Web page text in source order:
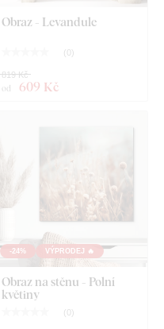
Obraz - Levandule
( 0)
od 609 Kč
819 Kč
-24% VÝPRODEJ 🔥
Obraz na stěnu - Polní
květiny
( 0)